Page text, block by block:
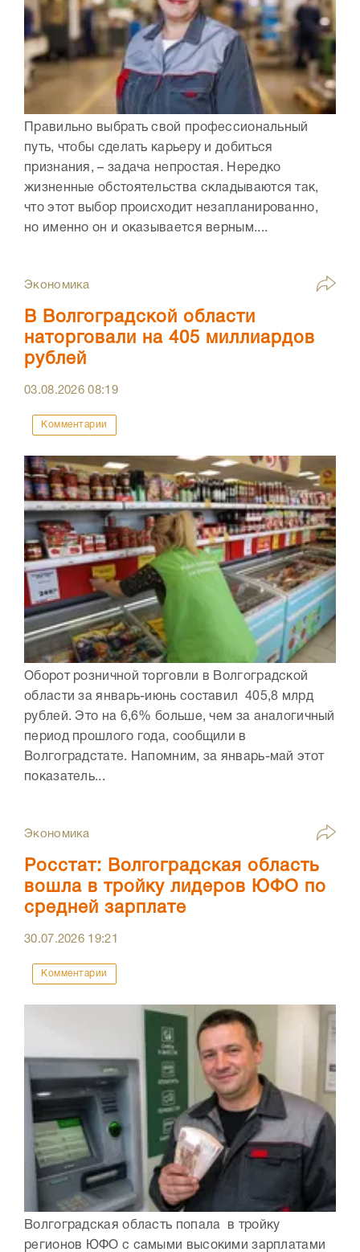
Правильно выбрать свой профессиональный
путь, чтобы сделать карьеру и добиться
признания, – задача непростая. Нередко
жизненные обстоятельства складываются так,
что этот выбор происходит незапланированно,
но именно он и оказывается верным....
Экономика
В Волгоградской области
наторговали на 405 миллиардов
рублей
03.08.202608:19
Комментарии
Оборот розничной торговли в Волгоградской
области за январь-июнь составил 405,8 млрд
рублей. Это на 6,6% больше, чем за аналогичный
период прошлого года, сообщили в
Волгоградстате. Напомним, за январь-май этот
показатель...
Экономика
Росстат: Волгоградская область
вошла в тройку лидеров ЮФО по
средней зарплате
30.07.2026 19:21
Комментарии
Волгоградская область попала в тройку
регионов ЮФО с самыми высокими зарплатами